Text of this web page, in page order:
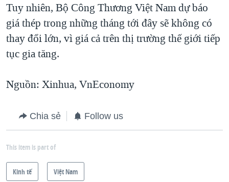
Tuy nhiên, Bộ Công Thương Việt Nam dự báo
giá thép trong những tháng tới đây sẽ không có
thay đổi lớn, vì giá cả trên thị trường thế giới tiếp
tục gia tăng.
Nguồn: Xinhua, VnEconomy
Chia sẻ Follow us
This item is part of
Kinh tế Việt Nam